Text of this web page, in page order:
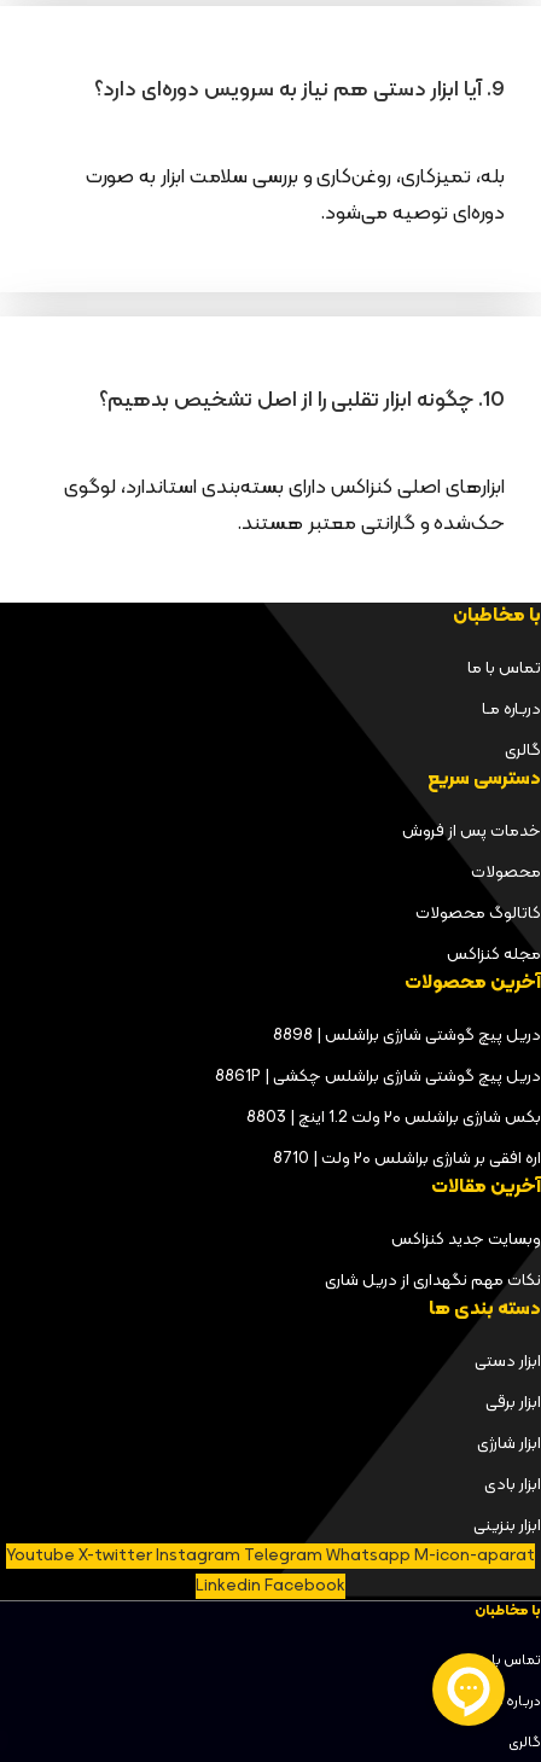
9. آیا ابزار دستی هم نیاز به سرویس دوره‌ای دارد؟
بله، تمیزکاری، روغن‌کاری و بررسی سلامت ابزار به صورت
دوره‌ای توصیه می‌شود.
10. چگونه ابزار تقلبی را از اصل تشخیص بدهیم؟
ابزارهای اصلی کنزاکس دارای بسته‌بندی استاندارد، لوگوی
حک‌شده و گارانتی معتبر هستند.
با مخاطبان
تماس با ما
دربـاره مـا
گالری
دسترسی سریع
خدمات پس از فروش
محصولات
کاتالوگ محصولات
مجله کنزاکس
آخرین محصولات
دریل پیچ گوشتی شارژی براشلس | 8898
دریل پیچ گوشتی شارژی براشلس چکشی | 8861P
بکس شارژی براشلس ۲۰ ولت 1.2 اینچ | 8803
اره افقی بر شارژی براشلس ۲۰ ولت | 8710
آخرین مقالات
وبسایت جدید کنزاکس
نکات مهم نگهداری از دریل شاری
دسته بندی ها
ابزار دستی
ابزار برقی
ابزار شارژی
ابزار بادی
ابزار بنزینی
YoutubeX-twitterInstagram TelegramWhatsappM-icon-aparat
LinkedinFacebook
با مخاطبان
تماس با ما
دربـاره مـا
گالری